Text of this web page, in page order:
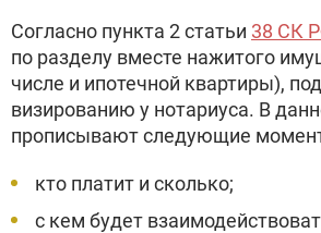
Согласно пункта 2 статьи 38 СК
по разделу вместе нажитого
числе и ипотечной квартиры),
визированию у нотариуса. В
прописывают следующие
кто платит и сколько;
с кем будет